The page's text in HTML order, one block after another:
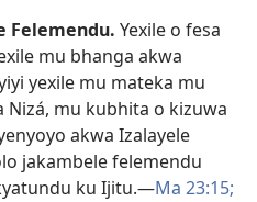
Felemendu. Yexile o fesa
mu bhanga akwa
yexile mu mateka mu
Nizá, mu kubhita o kizuwa
akwa Izalayele
jakambele felemendu
ku Ijitu.—Ma 23:15;